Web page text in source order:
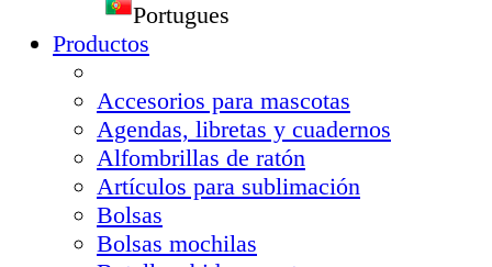
Portugues
Productos
Accesorios para mascotas
Agendas, libretas y cuadernos
Alfombrillas de ratón
Artículos para sublimación
Bolsas
Bolsas mochilas